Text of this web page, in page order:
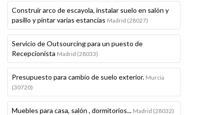
Construir arco de escayola, instalar suelo en salón y
pasillo y pintar varias estancias Madrid (28027)
Servicio de Outsourcing para un puesto de
Recepcionista Madrid (28033)
Presupuesto para cambio de suelo exterior. Murcia
(30720)
Muebles para casa, salón , dormitorios... Madrid (28032)